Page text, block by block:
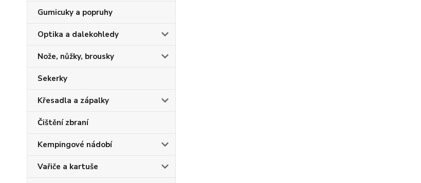
Gumicuky a popruhy
Optika a dalekohledy
Nože, nůžky, brousky
Sekerky
Křesadla a zápalky
Čištění zbraní
Kempingové nádobí
Vařiče a kartuše